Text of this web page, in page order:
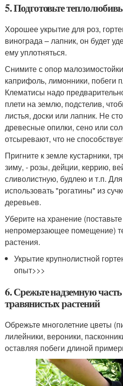
5. Подготовьте
Хорошее укрытие для роз,
винограда – лапник, он будет
ему уплотняться.
Снимите с опор
каприфоль, лимонники, побеги
Клематисы надо
плети на землю, подстелив,
листья, доски или лапник. Не
древесные опилки, сено или
отсыревают, что не
Пригните к земле кустарники,
зиму, - розы, дейции, керрию,
сливолистную, будлею и т.п.
использовать "рогатины" из
деревьев.
Уберите на хранение
непромерзающее помещение)
растения.
Укрытие крупнолистной
опыт>>>
6. Срежьте надземную
травянистых растений
Обрежьте многолетние цветы
лилейники, вероники,
оставляя побеги длиной